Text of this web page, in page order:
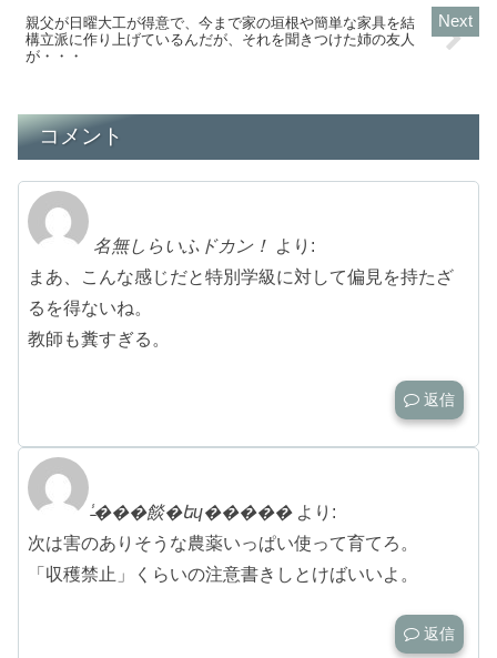
親父が日曜大工が得意で、今まで家の垣根や簡単な家具を結
構立派に作り上げているんだが、それを聞きつけた姉の友人
が・・・
コメント
名無しらいふドカン！ より:
まあ、こんな感じだと特別学級に対して偏見を持たざ
るを得ないね。
教師も糞すぎる。
返信
̵̾���餤�եɥ����� より:
次は害のありそうな農薬いっぱい使って育てろ。
「収穫禁止」くらいの注意書きしとけばいいよ。
返信